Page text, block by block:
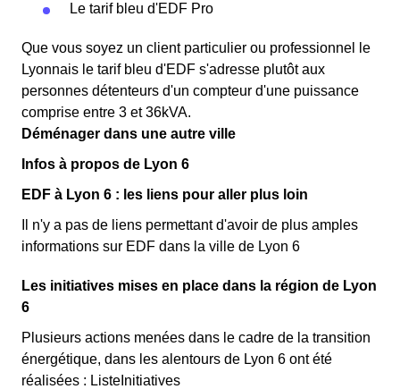
Le tarif bleu d'EDF Pro
Que vous soyez un client particulier ou professionnel le
Lyonnais le tarif bleu d'EDF s'adresse plutôt aux
personnes détenteurs d'un compteur d'une puissance
comprise entre 3 et 36kVA.
Déménager dans une autre ville
Infos à propos de Lyon 6
EDF à Lyon 6 : les liens pour aller plus loin
Il n'y a pas de liens permettant d'avoir de plus amples
informations sur EDF dans la ville de Lyon 6
Les initiatives mises en place dans la région de Lyon
6
Plusieurs actions menées dans le cadre de la transition
énergétique, dans les alentours de Lyon 6 ont été
réalisées : ListeInitiatives